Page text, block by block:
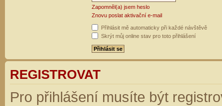
Zapomněl(a) jsem heslo
Znovu poslat aktivační e-mail
Přihlásit mě automaticky při každé návštěvě
Skrýt můj online stav pro toto přihlášení
REGISTROVAT
Pro přihlášení musíte být